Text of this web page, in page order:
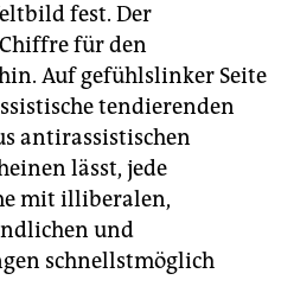
fest. Der
für den
Auf gefühlslinker Seite
tendierenden
antirassistischen
lässt, jede
mit ­illiberalen,
und
schnellstmöglich